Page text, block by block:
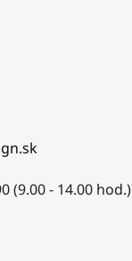
(9.00 - 14.00 hod.)